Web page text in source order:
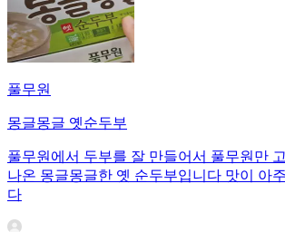
풀무원
몽글몽글 옛순두부
풀무원에서 두부를 잘 만들어서 풀무원만
나온 몽글몽글한 옛 순두부입니다 맛이 아
다